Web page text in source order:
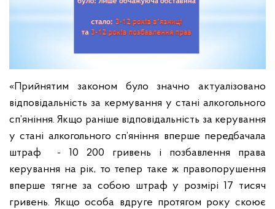
«Прийнятим законом було значно актуалізовано
відповідальність за кермування у стані алкогольного
сп’яніння. Якщо раніше відповідальність за керування
у стані алкогольного сп’яніння вперше передбачала
штраф - 10 200 гривень і позбавлення права
керування на рік, то тепер таке ж правопорушення
вперше тягне за собою штраф у розмірі 17 тисяч
гривень. Якщо особа вдруге протягом року скоює